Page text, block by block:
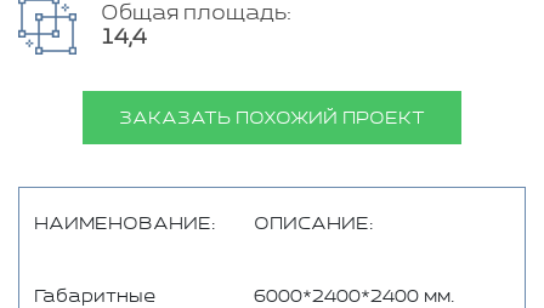
Общая площадь:
14,4
ЗАКАЗАТЬ ПОХОЖИЙ ПРОЕКТ
НАИМЕНОВАНИЕ: ОПИСАНИЕ:
Габаритные
6000*2400*2400 мм.